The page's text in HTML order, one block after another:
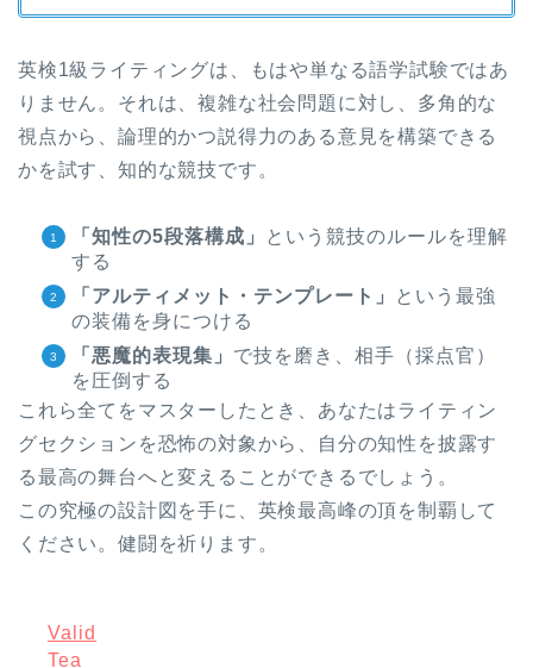
英検1級ライティングは、もはや単なる語学試験ではあ
りません。それは、複雑な社会問題に対し、多角的な
視点から、論理的かつ説得力のある意見を構築できる
かを試す、知的な競技です。
「知性の5段落構成」
という競技のルールを理解
する
「アルティメット・テンプレート」
という最強
の装備を身につける
「悪魔的表現集」 で技を磨き、相手（採点官）
を圧倒する
これら全てをマスターしたとき、あなたはライティン
グセクションを恐怖の対象から、自分の知性を披露す
る最高の舞台へと変えることができるでしょう。
この究極の設計図を手に、英検最高峰の頂を制覇して
ください。健闘を祈ります。
Valid
Tea